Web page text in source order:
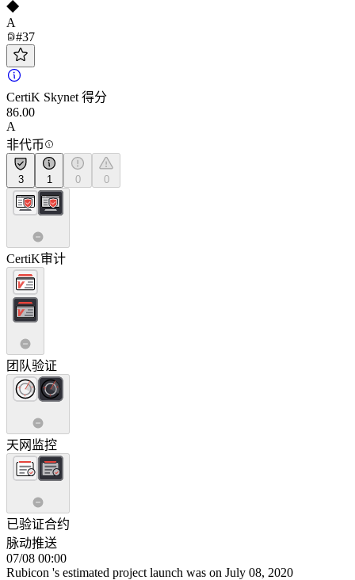
A
#37
CertiK Skynet 得分
86.00
A
非代币
3 1 0 0
CertiK审计
团队验证
天网监控
已验证合约
脉动推送
07/08 00:00
Rubicon 's estimated project launch was on July 08, 2020